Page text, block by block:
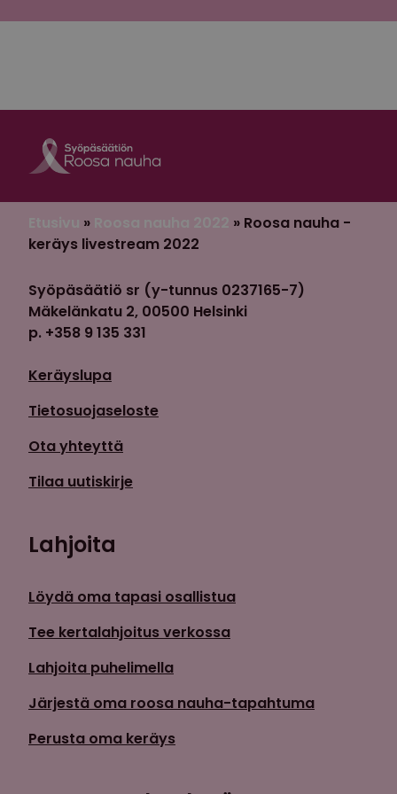
» » Roosa nauha -
keräys livestream 2022
Syöpäsäätiö sr (y-tunnus 0237165-7)
Mäkelänkatu 2, 00500 Helsinki
p. +358 9 135 331
Keräyslupa
Tietosuojaseloste
Ota yhteyttä
Tilaa uutiskirje
Lahjoita
Löydä oma tapasi osallistua
Tee kertalahjoitus verkossa
Lahjoita puhelimella
Järjestä oma roosa nauha-tapahtuma
Perusta oma keräys